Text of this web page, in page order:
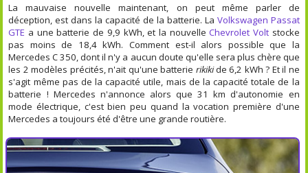
La mauvaise nouvelle maintenant, on peut même parler de
déception, est dans la capacité de la batterie. La Volkswagen Passat
GTE a une batterie de 9,9 kWh, et la nouvelleChevrolet Voltstocke
pas moins de 18,4 kWh. Comment est-il alors possible que la
Mercedes C 350, dont il n'y a aucun doute qu'elle sera plus chère que
les 2 modèles précités, n'ait qu'une batterie rikikide 6,2 kWh ? Et il ne
s'agit même pas de la capacité utile, mais de la capacité totale de la
batterie ! Mercedes n'annonce alors que 31 km d'autonomie en
mode électrique, c'est bien peu quand la vocation première d'une
Mercedes a toujours été d'être une grande routière.